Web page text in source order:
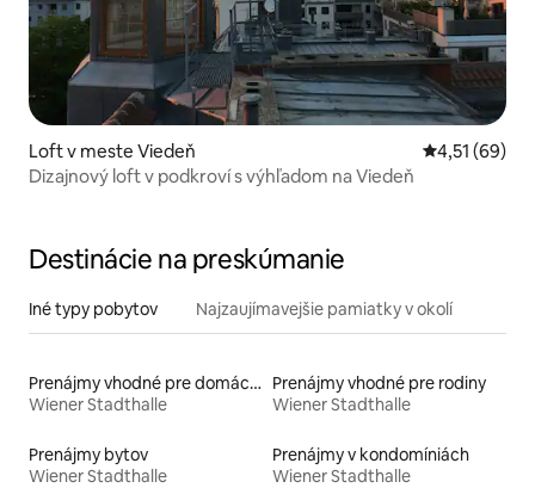
Loft v meste Viedeň Priemerné
4,51 (69)
Dizajnový loft v podkroví s výhľadom na Viedeň
Destinácie na preskúmanie
Iné typy pobytov Najzaujímavejšie pamiatky v okolí
Prenájmy vhodné pre domáce zvieratá
Wiener Stadthalle
Prenájmy vhodné pre rodiny
Wiener Stadthalle
Prenájmy bytov
Wiener Stadthalle
Prenájmy v kondomíniách
Wiener Stadthalle